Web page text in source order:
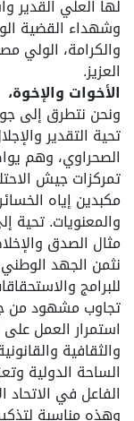
لها العلي القدير
وشهداء القضية
والكرامة، الولي
العزيز.
الأخوات والإخوة،
ونحن نتطرق إلى
تحية التقدير
الصحراوي، وهم
تمركزات جيش
مكبدين إياه
والمعنويات. تحية
مثال الصدق
نثمن الجهد
للبرامج
تجاوب مشهود من
استمرار العمل على
والثقافية
الساحة الدولية
الفاعل في الاتحاد
وهذه مناسبة